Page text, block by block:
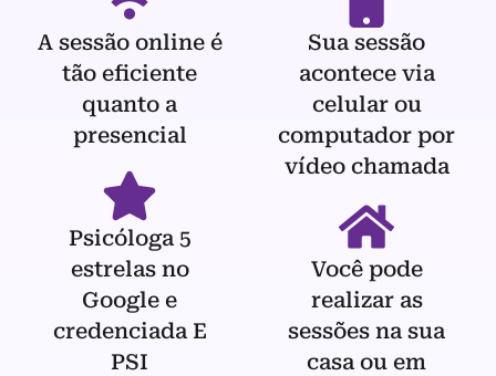
A sessão online é
tão eficiente
quanto a
presencial
Psicóloga 5
estrelas no
Google e
credenciada E
PSI
Sua sessão
acontece via
celular ou
computador por
vídeo chamada
Você pode
realizar as
sessões na sua
casa ou em